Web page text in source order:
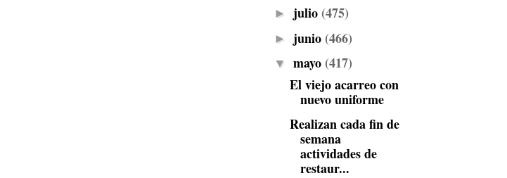
► julio (475)
► junio (466)
▼ mayo (417)
El viejo acarreo con
nuevo uniforme
Realizan cada fin de
semana
actividades de
restaur...